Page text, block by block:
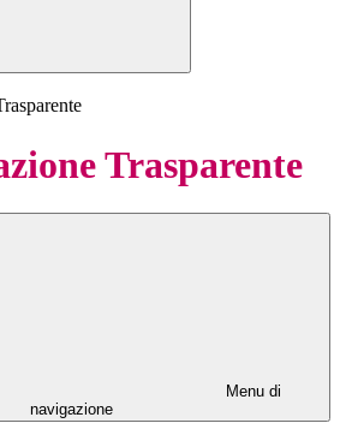
Trasparente
Menu di
navigazione